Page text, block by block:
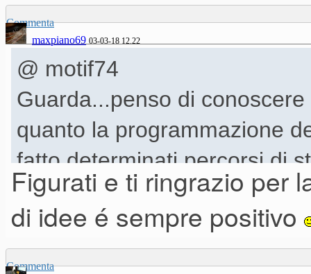
Commenta
maxpiano69 03-03-18 12.22
@ motif74
Guarda...penso di
quanto la programmazione
fatto determinati percorsi di
effettivamente alla fine è
ingegneria del suono...ma
imparare soprattutto.
Figurati e ti ringrazio per
di idee é sempre positivo
Commenta